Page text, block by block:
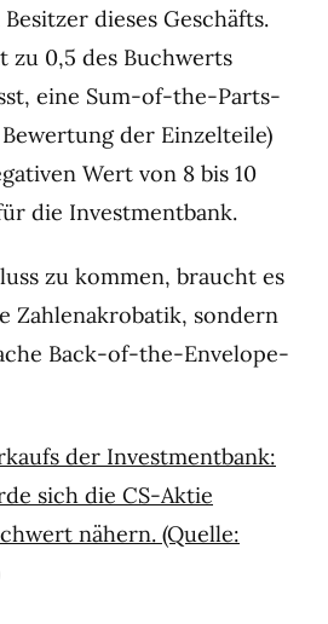
dieses Geschäfts.
zu 0,5 des Buchwerts
eine Sum-of-the-Parts-
der Einzelteile)
Wert von 8 bis 10
die Investmentbank.
zu kommen, braucht es
Zahlenakrobatik, sondern
Back-of-the-Envelope-
der Investmentbank:
sich die CS-Aktie
nähern. (Quelle: